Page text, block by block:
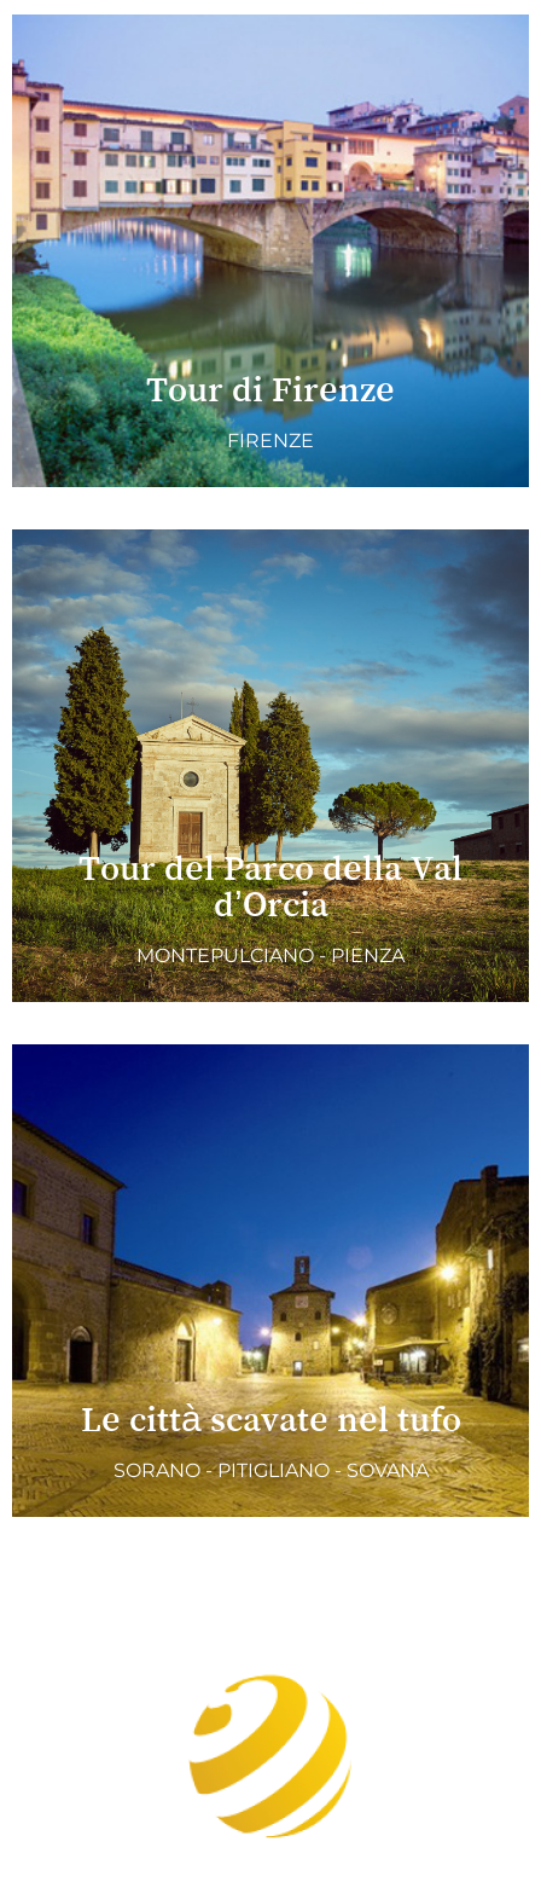
Tour di Firenze
FIRENZE
Tour del Parco della Val
d’Orcia
MONTEPULCIANO - PIENZA
Le città scavate nel tufo
SORANO - PITIGLIANO - SOVANA